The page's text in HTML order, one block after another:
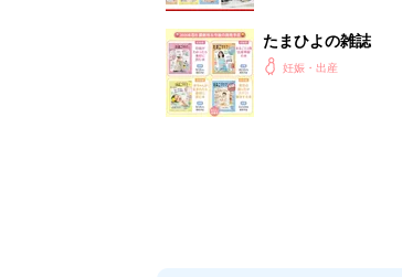
たまひよの雑誌
妊娠・出産